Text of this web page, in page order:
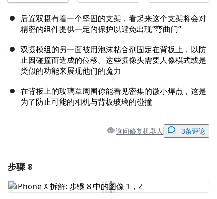
后置双摄有着一个坚固的支架，看起来这个支架将会对
精密的组件提供一定的保护以避免出现“弯曲门”
双摄模组的另一面被用泡沫粘合剂固定在背板上，以防
止因碰撞而造成的位移。这些摄像头需要人像模式或是
类似的功能来展现他们的魔力
在背板上的玻璃罩周围你能看见密集的微小焊点，这是
为了防止可能的相机与背板玻璃的碰撞
询问修复机器人 3条评论
添加评论
步骤 8